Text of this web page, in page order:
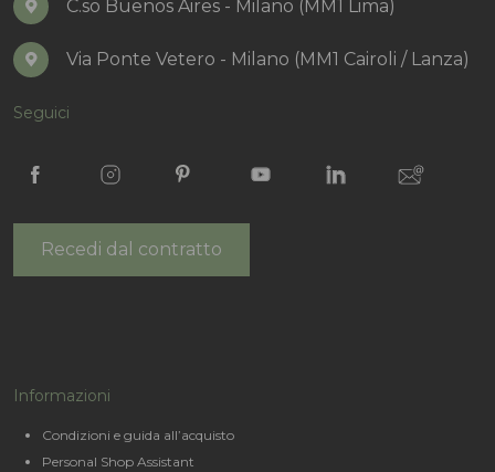
C.so Buenos Aires - Milano (MM1 Lima)
Via Ponte Vetero - Milano (MM1 Cairoli / Lanza)
Seguici
Recedi dal contratto
Informazioni
Condizioni e guida all’acquisto
Personal Shop Assistant